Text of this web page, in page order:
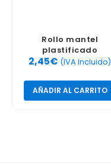
Rollo mantel
plastificado
1,20x5mts rosa
2,45€ (IVA Incluido)
AÑADIR AL CARRITO